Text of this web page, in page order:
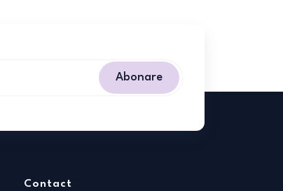
Abonare
Contact